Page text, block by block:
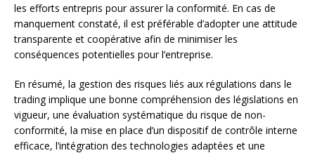
les efforts entrepris pour assurer la conformité. En cas de
manquement constaté, il est préférable d’adopter une attitude
transparente et coopérative afin de minimiser les
conséquences potentielles pour l’entreprise.
En résumé, la gestion des risques liés aux régulations dans le
trading implique une bonne compréhension des législations en
vigueur, une évaluation systématique du risque de non-
conformité, la mise en place d’un dispositif de contrôle interne
efficace, l’intégration des technologies adaptées et une